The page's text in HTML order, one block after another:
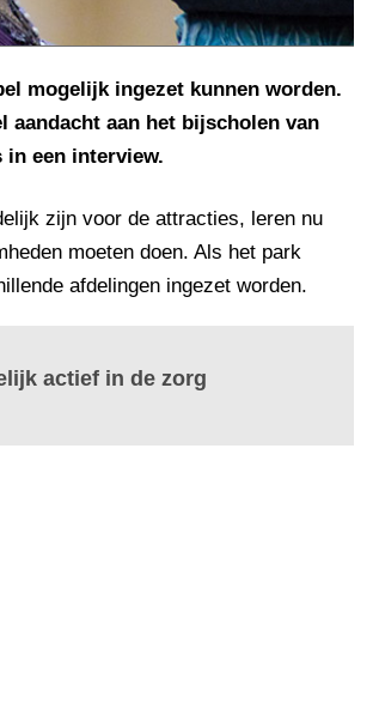
mogelijk ingezet kunnen worden.
aandacht aan het bijscholen van
in een interview.
zijn voor de attracties, leren nu
moeten doen. Als het park
afdelingen ingezet worden.
actief in de zorg